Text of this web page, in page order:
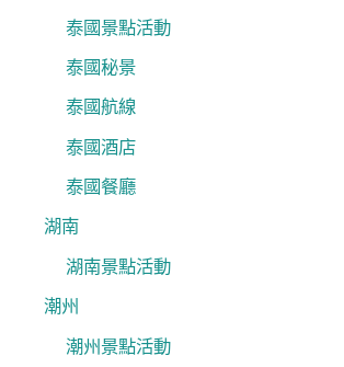
泰國景點活動
泰國秘景
泰國航線
泰國酒店
泰國餐廳
湖南
湖南景點活動
潮州
潮州景點活動